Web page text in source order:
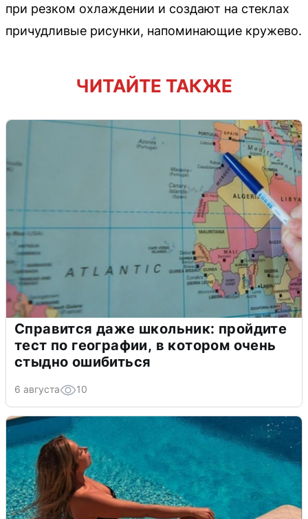
при резком охлаждении и создают на стеклах
причудливые рисунки, напоминающие кружево.
ЧИТАЙТЕ ТАКЖЕ
Справится даже школьник: пройдите
тест по географии, в котором очень
стыдно ошибиться
6 августа 10